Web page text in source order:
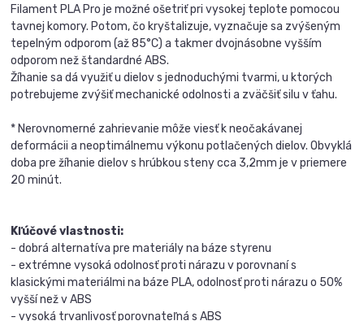
Filament PLA Pro je možné ošetriť pri vysokej teplote pomocou
tavnej komory. Potom, čo kryštalizuje, vyznačuje sa zvýšeným
tepelným odporom (až 85°C) a takmer dvojnásobne vyšším
odporom než štandardné ABS.
Žíhanie sa dá využiť u dielov s jednoduchými tvarmi, u ktorých
potrebujeme zvýšiť mechanické odolnosti a zväčšiť silu v ťahu.
* Nerovnomerné zahrievanie môže viesť k neočakávanej
deformácii a neoptimálnemu výkonu potlačených dielov. Obvyklá
doba pre žíhanie dielov s hrúbkou steny cca 3,2mm je v priemere
20 minút.
Kľúčové vlastnosti:
- dobrá alternatíva pre materiály na báze styrenu
- extrémne vysoká odolnosť proti nárazu v porovnaní s
klasickými materiálmi na báze PLA, odolnosť proti nárazu o 50%
vyšší než v ABS
- vysoká trvanlivosť porovnateľná s ABS